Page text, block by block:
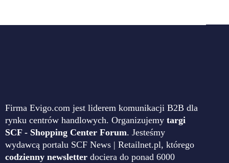
Firma Evigo.com jest liderem komunikacji B2B dla
rynku centrów handlowych. Organizujemy targi
SCF - Shopping Center Forum. Jesteśmy
wydawcą portalu SCF News | Retailnet.pl, którego
codzienny newsletter dociera do ponad 6000